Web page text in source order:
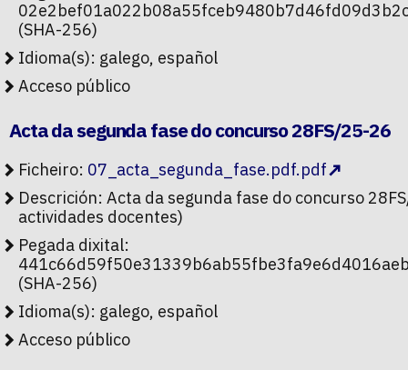
(SHA-256)
Idioma(s): galego, español
Acceso público
Acta da segunda fase do concurso 28FS/25-26
Ficheiro: 07_acta_segunda_fase.pdf.pdf
Descrición: Acta da segunda fase do concurso
actividades docentes)
Pegada dixital:
(SHA-256)
Idioma(s): galego, español
Acceso público